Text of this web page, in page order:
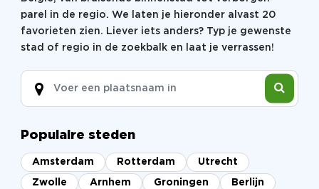
Aan het einde van het spel keer je terug naar het
ontvangstpunt. Onder genot van een laatste drankje
wordt de winnaar bekend gemaakt.
parel in de regio. We laten je hieronder alvast 20
favorieten zien. Liever iets anders? Typ je gewenste
stad of regio in de zoekbalk en laat je verrassen!
Populaire steden
Amsterdam Rotterdam Utrecht
Zwolle Arnhem Groningen Berlijn